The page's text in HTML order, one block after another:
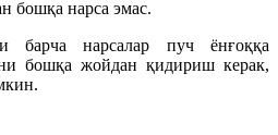
бошқа нарса эмас.
барча нарсалар пуч ёнғоққа
бошқа жойдан қидириш керак,